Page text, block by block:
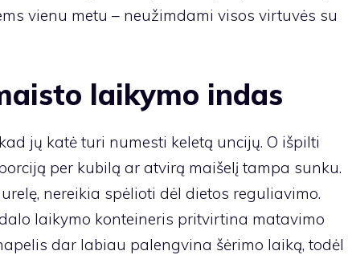
vienu metu – neužimdami visos virtuvės su
laikymo indas
jų katė turi numesti keletą uncijų. O išpilti
per kubilą ar atvirą maišelį tampa sunku.
nereikia spėlioti dėl dietos reguliavimo.
laikymo konteineris pritvirtina matavimo
dar labiau palengvina šėrimo laiką, todėl